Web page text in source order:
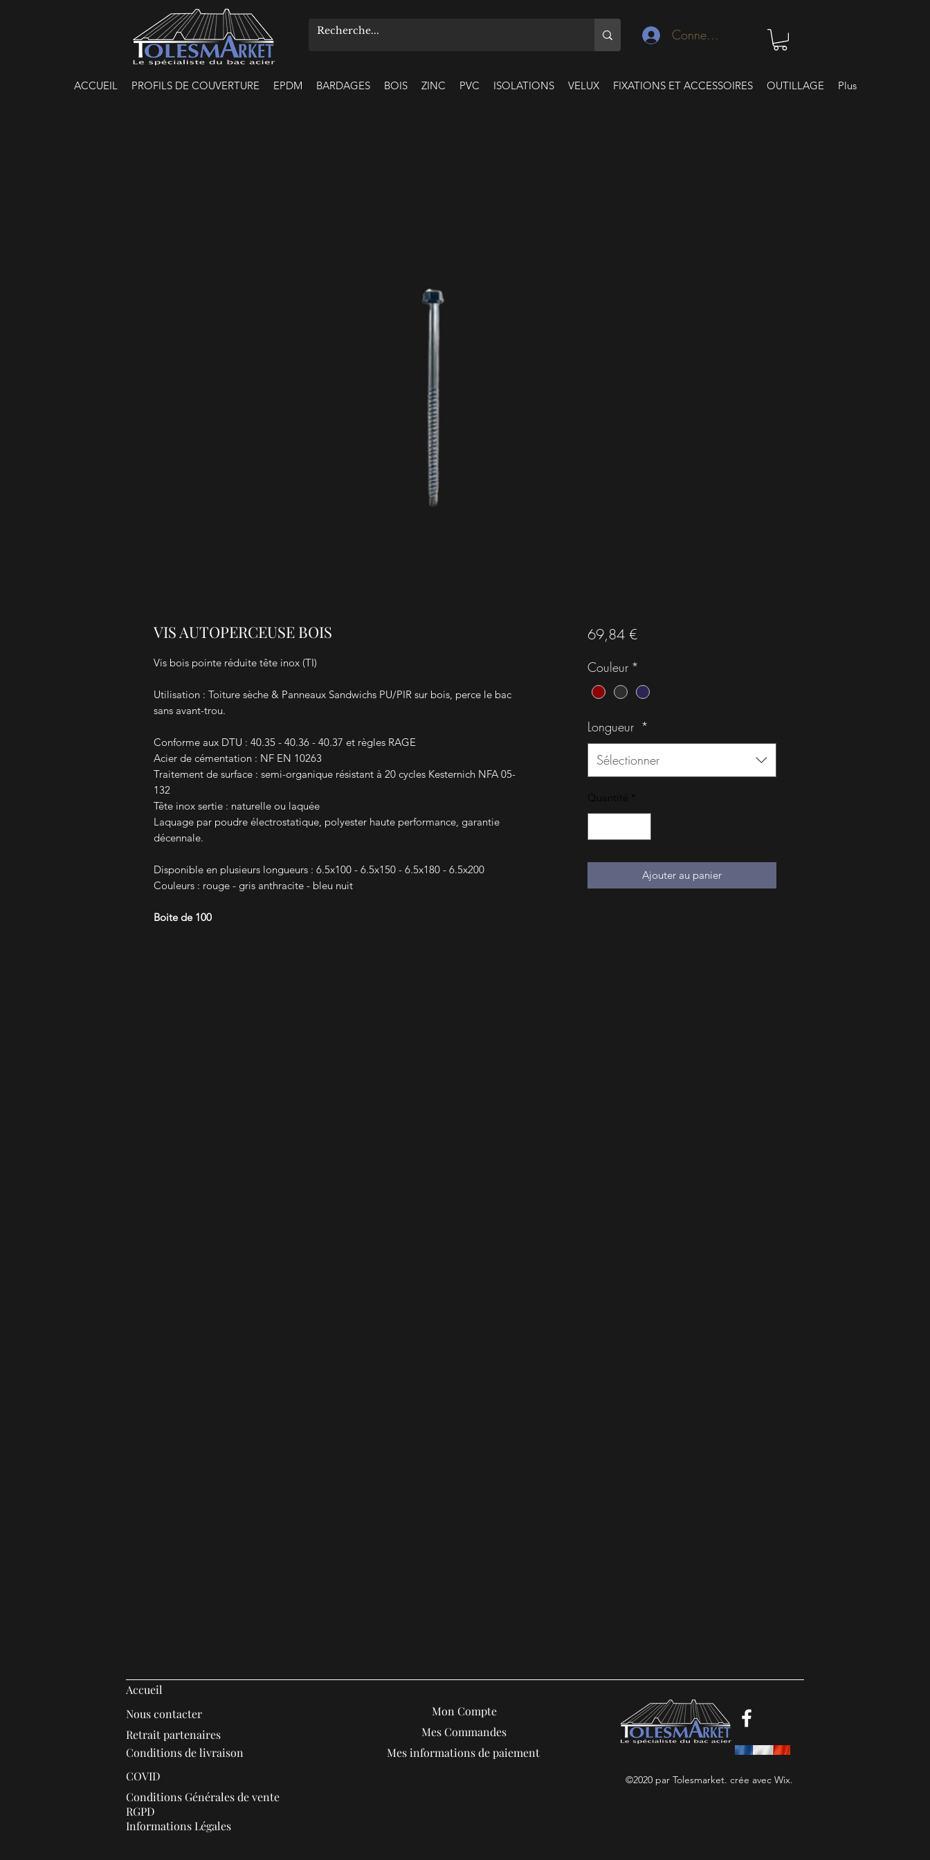
Connexion
ACCUEIL PROFILS DE COUVERTURE EPDM BARDAGES BOIS ZINC PVC ISOLATIONS VELUX FIXATIONS ET ACCESSOIRES OUTILLAGE Plus
VIS AUTOPERCEUSE BOIS
Vis bois pointe réduite tête inox (TI)
Utilisation : Toiture sèche & Panneaux Sandwichs PU/PIR sur bois, perce le bac
sans avant-trou.
Conforme aux DTU : 40.35 - 40.36 - 40.37 et règles RAGE
Acier de cémentation : NF EN 10263
Traitement de surface : semi-organique résistant à 20 cycles Kesternich NFA 05-
132
Tête inox sertie : naturelle ou laquée
Laquage par poudre électrostatique, polyester haute performance, garantie
décennale.
Disponible en plusieurs longueurs : 6.5x100 - 6.5x150 - 6.5x180 - 6.5x200
Couleurs : rouge - gris anthracite - bleu nuit
Boite de 100
69,84 €Prix
Couleur *
Longueur *
Sélectionner
Quantité *
Ajouter au panier
Accueil
Nous contacter
Retrait partenaires
Conditions de livraison
Mon Compte
Mes Commandes
Mes informations de paiement
COVID
©2020 par Tolesmarket. crée avec Wix.
Conditions Générales de vente
RGPD
Informations Légales